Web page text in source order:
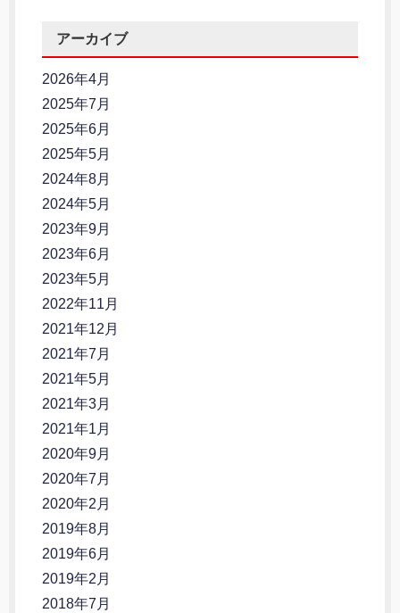
アーカイブ
2026年4月
2025年7月
2025年6月
2025年5月
2024年8月
2024年5月
2023年9月
2023年6月
2023年5月
2022年11月
2021年12月
2021年7月
2021年5月
2021年3月
2021年1月
2020年9月
2020年7月
2020年2月
2019年8月
2019年6月
2019年2月
2018年7月